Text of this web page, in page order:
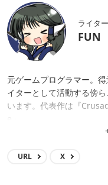
ライタ
FUN
元ゲームプログラマー。
イターとして活動する傍
います。代表作は『
URL X